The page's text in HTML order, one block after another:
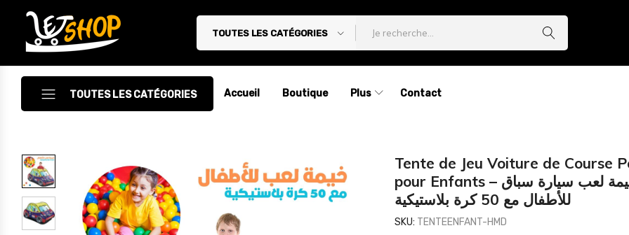
Letshop.dz
TOUTES LES CATÉGORIES
TOUTES LES CATÉGORIES
Accessoires
Accessoires Auto/Moto
Accessoires PC
Camping & Randonnée
Accueil Boutique Plus Contact
Tente de Jeu Voiture de Course
pour Enfants – خيمة لعب سيارة سباق
للأطفال مع 50 كرة بلاستيكية
SKU: TENTEENFANT-HMD